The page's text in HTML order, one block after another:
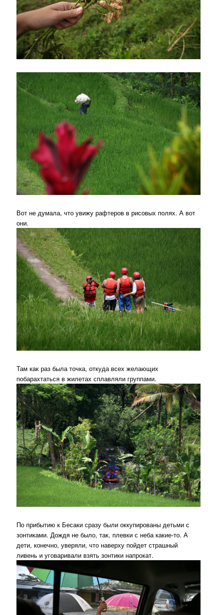
Вот не думала, что увижу рафтеров в рисовых полях. А вот
они.
Там как раз была точка, откуда всех желающих
побарахтаться в жилетах сплавляли группами.
По прибытию к Бесаки сразу были оккупированы детьми с
зонтиками. Дождя не было, так, плевки с неба какие-то. А
дети, конечно, уверяли, что наверху пойдет страшный
ливень и уговаривали взять зонтики напрокат.